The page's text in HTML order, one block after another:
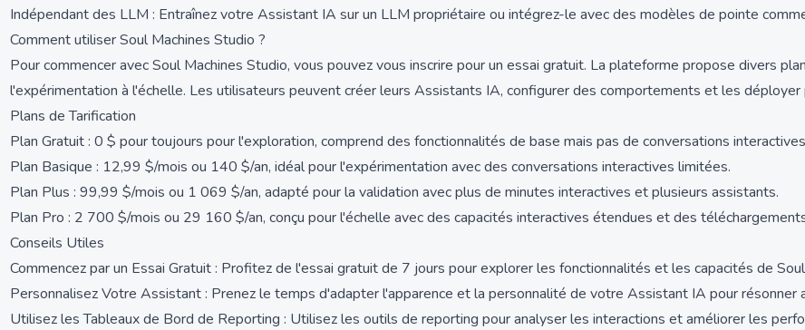
Indépendant des LLM : Entraînez votre Assistant IA sur un LLM propriétaire ou intégrez-le avec des modèles de pointe
Comment utiliser Soul Machines Studio ?
Pour commencer avec Soul Machines Studio, vous pouvez vous inscrire pour un essai gratuit. La plateforme propose divers
l'expérimentation à l'échelle. Les utilisateurs peuvent créer leurs Assistants IA, configurer des comportements et les déployer
Plans de Tarification
Plan Gratuit : 0 $ pour toujours pour l'exploration, comprend des fonctionnalités de base mais pas de conversations
Plan Basique : 12,99 $/mois ou 140 $/an, idéal pour l'expérimentation avec des conversations interactives limitées.
Plan Plus : 99,99 $/mois ou 1 069 $/an, adapté pour la validation avec plus de minutes interactives et plusieurs assistants.
Plan Pro : 2 700 $/mois ou 29 160 $/an, conçu pour l'échelle avec des capacités interactives étendues et des
Conseils Utiles
Commencez par un Essai Gratuit : Profitez de l'essai gratuit de 7 jours pour explorer les fonctionnalités et les capacités de
Personnalisez Votre Assistant : Prenez le temps d'adapter l'apparence et la personnalité de votre Assistant IA pour résonner
Utilisez les Tableaux de Bord de Reporting : Utilisez les outils de reporting pour analyser les interactions et améliorer les